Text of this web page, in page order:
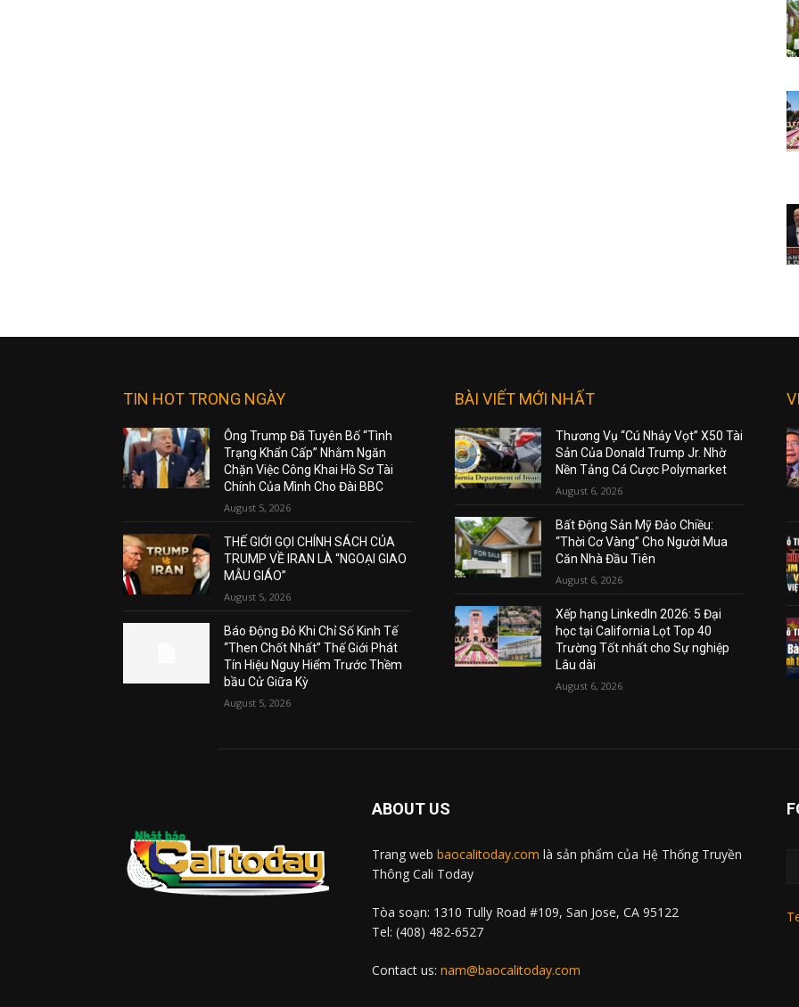
TIN HOT TRONG NGÀY
Ông Trump Đã Tuyên Bố “Tình
Trạng Khẩn Cấp” Nhằm Ngăn
Chặn Việc Công Khai Hồ Sơ Tài
Chính Của Mình Cho Đài BBC
August 5, 2026
THẾ GIỚI GỌI CHÍNH SÁCH CỦA
TRUMP VỀ IRAN LÀ “NGOẠI GIAO
MẪU GIÁO”
August 5, 2026
Báo Động Đỏ Khi Chỉ Số Kinh Tế
“Then Chốt Nhất” Thế Giới Phát
Tín Hiệu Nguy Hiểm Trước Thềm
bầu Cử Giữa Kỳ
August 5, 2026
BÀI VIẾT MỚI NHẤT
Thương Vụ “Cú Nhảy Vọt” X50 Tài
Sản Của Donald Trump Jr. Nhờ
Nền Tảng Cá Cược Polymarket
August 6, 2026
Bất Động Sản Mỹ Đảo Chiều:
“Thời Cơ Vàng” Cho Người Mua
Căn Nhà Đầu Tiên
August 6, 2026
Xếp hạng LinkedIn 2026: 5 Đại
học tại California Lọt Top 40
Trường Tốt nhất cho Sự nghiệp
Lâu dài
August 6, 2026
ABOUT US
Trang web baocalitoday.com là sản phẩm của Hệ Thống Truyền
Thông Cali Today
Tòa soạn: 1310 Tully Road #109, San Jose, CA 95122
Tel: (408) 482-6527
Contact us: nam@baocalitoday.com